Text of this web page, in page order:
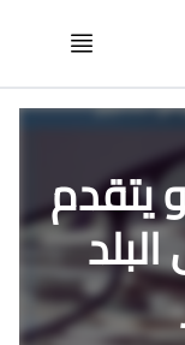
فيتو يتقدم